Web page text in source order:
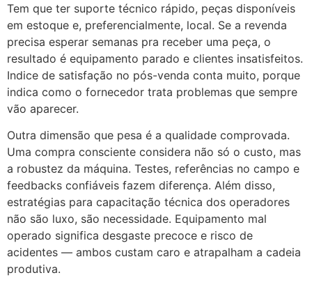
Tem que ter suporte técnico rápido, peças disponíveis
em estoque e, preferencialmente, local. Se a revenda
precisa esperar semanas pra receber uma peça, o
resultado é equipamento parado e clientes insatisfeitos.
Indice de satisfação no pós-venda conta muito, porque
indica como o fornecedor trata problemas que sempre
vão aparecer.
Outra dimensão que pesa é a qualidade comprovada.
Uma compra consciente considera não só o custo, mas
a robustez da máquina. Testes, referências no campo e
feedbacks confiáveis fazem diferença. Além disso,
estratégias para capacitação técnica dos operadores
não são luxo, são necessidade. Equipamento mal
operado significa desgaste precoce e risco de
acidentes — ambos custam caro e atrapalham a cadeia
produtiva.